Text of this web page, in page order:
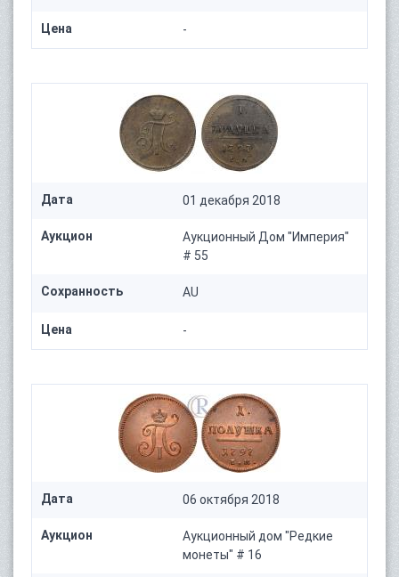
Цена -
Дата 01 декабря 2018
Аукцион
Аукционный Дом "Империя"
# 55
Сохранность AU
Цена -
Дата 06 октября 2018
Аукцион
Аукционный дом "Редкие
монеты" # 16